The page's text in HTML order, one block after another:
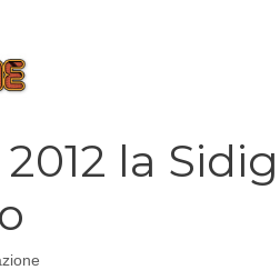
2012 la